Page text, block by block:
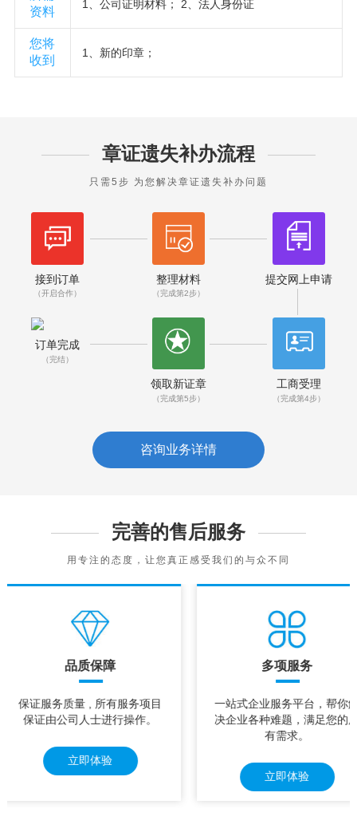
资料
1、公司证明材料； 2、法人身份证
您将
收到
1、新的印章；
章证遗失补办流程
只需5步 为您解决章证遗失补办问题
接到订单
（开启合作）
整理材料
（完成第2步）
提交网上申请
工商受理
（完成第4步）
领取新证章
（完成第5步）
订单完成
（完结）
咨询业务详情
完善的售后服务
用专注的态度，让您真正感受我们的与众不同
品质保障
保证服务质量 , 所有服务项目
保证由公司人士进行操作。
立即体验
多项服务
一站式企业服务平台，帮你
决企业各种难题，满足您的
有需求。
立即体验